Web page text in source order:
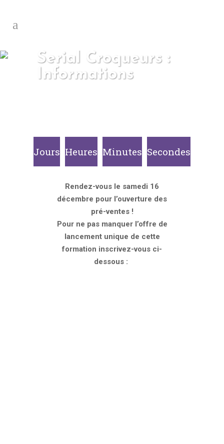
Serial Croqueurs :
Informations
Jours Heures Minutes Secondes
Rendez-vous le samedi 16
décembre pour l’ouverture des
pré-ventes !
Pour ne pas manquer l’offre de
lancement unique de cette
formation inscrivez-vous ci-
dessous :